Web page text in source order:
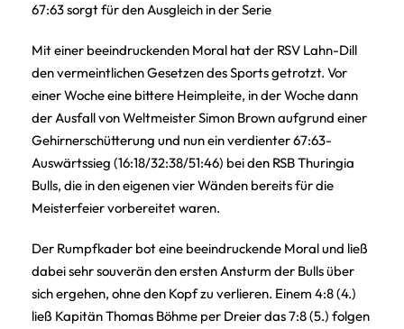
67:63 sorgt für den Ausgleich in der Serie
Mit einer beeindruckenden Moral hat der RSV Lahn-Dill
den vermeintlichen Gesetzen des Sports getrotzt. Vor
einer Woche eine bittere Heimpleite, in der Woche dann
der Ausfall von Weltmeister Simon Brown aufgrund einer
Gehirnerschütterung und nun ein verdienter 67:63-
Auswärtssieg (16:18/32:38/51:46) bei den RSB Thuringia
Bulls, die in den eigenen vier Wänden bereits für die
Meisterfeier vorbereitet waren.
Der Rumpfkader bot eine beeindruckende Moral und ließ
dabei sehr souverän den ersten Ansturm der Bulls über
sich ergehen, ohne den Kopf zu verlieren. Einem 4:8 (4.)
ließ Kapitän Thomas Böhme per Dreier das 7:8 (5.) folgen